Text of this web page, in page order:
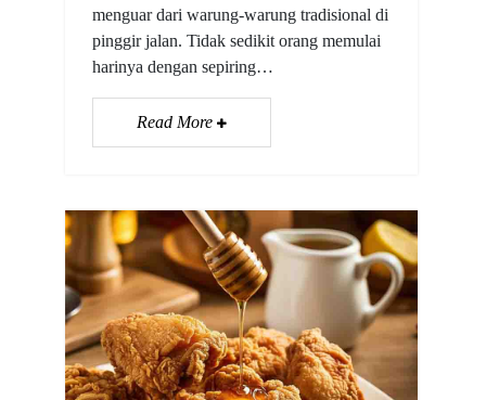
menguar dari warung-warung tradisional di
pinggir jalan. Tidak sedikit orang memulai
harinya dengan sepiring…
Read More